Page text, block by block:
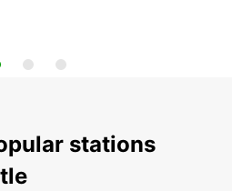
stations